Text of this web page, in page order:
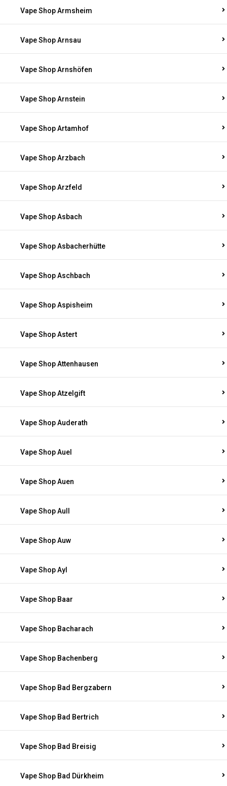
Vape Shop Armsheim
Vape Shop Arnsau
Vape Shop Arnshöfen
Vape Shop Arnstein
Vape Shop Artamhof
Vape Shop Arzbach
Vape Shop Arzfeld
Vape Shop Asbach
Vape Shop Asbacherhütte
Vape Shop Aschbach
Vape Shop Aspisheim
Vape Shop Astert
Vape Shop Attenhausen
Vape Shop Atzelgift
Vape Shop Auderath
Vape Shop Auel
Vape Shop Auen
Vape Shop Aull
Vape Shop Auw
Vape Shop Ayl
Vape Shop Baar
Vape Shop Bacharach
Vape Shop Bachenberg
Vape Shop Bad Bergzabern
Vape Shop Bad Bertrich
Vape Shop Bad Breisig
Vape Shop Bad Dürkheim